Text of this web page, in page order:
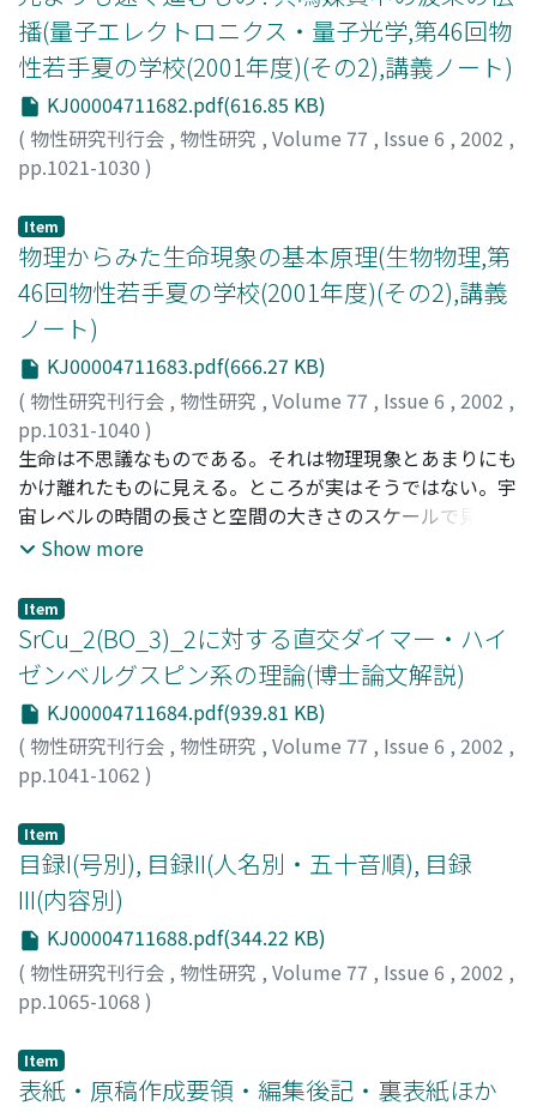
播(量子エレクトロニクス・量子光学,第46回物
性若手夏の学校(2001年度)(その2),講義ノート)
KJ00004711682.pdf(616.85 KB)
( 物性研究刊行会 , 物性研究 , Volume 77 , Issue 6 , 2002 ,
pp.1021-1030 )
Item
物理からみた生命現象の基本原理(生物物理,第
46回物性若手夏の学校(2001年度)(その2),講義
ノート)
KJ00004711683.pdf(666.27 KB)
( 物性研究刊行会 , 物性研究 , Volume 77 , Issue 6 , 2002 ,
pp.1031-1040 )
垣谷, 俊昭;Kakitani, Toshiaki;カキタニ, トシアキ
生命は不思議なものである。それは物理現象とあまりにも
かけ離れたものに見える。ところが実はそうではない。宇
宙レベルの時間の長さと空間の大きさのスケールで見れ
ば、生命現象も物質の多様な運動形態の一つに過ぎないこ
じめた現代にとって、学問的にも社会的にも非常に重要で
ある。本講演では、そのような視点とは具体的に何なの
か、その視点からどのような問題意識が成り立ちうるの
か、また、物理学はそこでどのように貢献し発展しうるの
かなどについてお話する。
Show more
Item
SrCu_2(BO_3)_2に対する直交ダイマー・ハイ
ゼンベルグスピン系の理論(博士論文解説)
KJ00004711684.pdf(939.81 KB)
( 物性研究刊行会 , 物性研究 , Volume 77 , Issue 6 , 2002 ,
pp.1041-1062 )
Item
目録I(号別), 目録II(人名別・五十音順), 目録
III(内容別)
KJ00004711688.pdf(344.22 KB)
( 物性研究刊行会 , 物性研究 , Volume 77 , Issue 6 , 2002 ,
pp.1065-1068 )
Item
表紙・原稿作成要領・編集後記・裏表紙ほか